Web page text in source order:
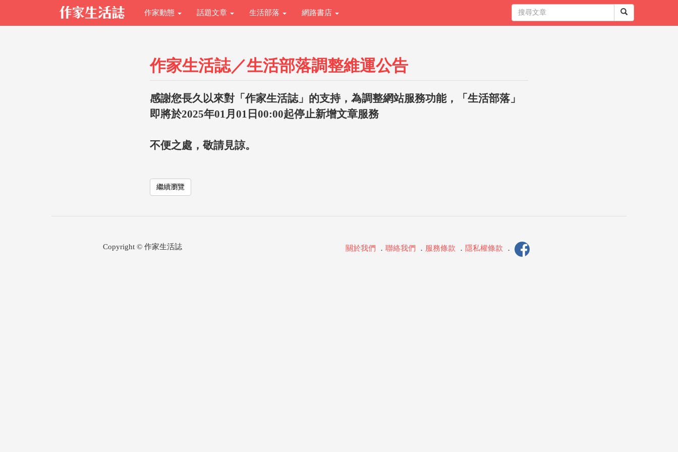
作家動態 話題文章 生活部落 網路書店
作家生活誌／生活部落調整維運公告
感謝您長久以來對「作家生活誌」的支持，為調整網站服務功能，「生活部落」
即將於2025年01月01日00:00起停止新增文章服務
不便之處，敬請見諒。
繼續瀏覽
Copyright © 作家生活誌 關於我們 ． 聯絡我們 ． 服務條款 ． 隱私權條款 ．